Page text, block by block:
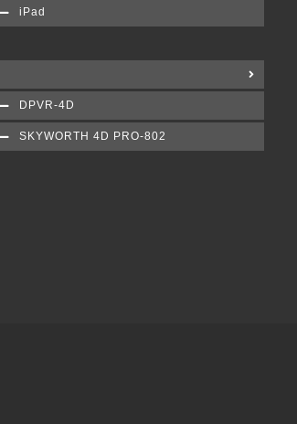
iPad
DPVR-4D
SKYWORTH 4D PRO-802